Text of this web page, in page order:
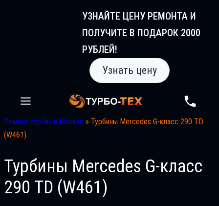
УЗНАЙТЕ ЦЕНУ РЕМОНТА И
ПОЛУЧИТЕ В ПОДАРОК 2000
РУБЛЕЙ!
Узнать цену
Ремонт турбин в Москве » Турбины Mercedes G-класс 290 TD
(W461)
Турбины Mercedes G-класс
290 TD (W461)